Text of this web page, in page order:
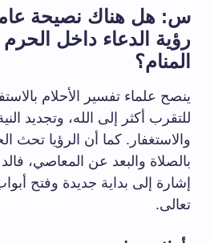
س: هل هناك نصيحة
رؤية الدعاء داخل
المنام؟
ينصح علماء تفسير الأحلام
للتقرب أكثر إلى الله، وتجديد
والاستغفار. كما أن الرؤيا تحث
بالصلاة والبعد عن المعاصي،
إشارة إلى بداية جديدة وفتح
تعالى.